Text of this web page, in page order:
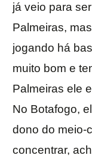
já veio para
Palmeiras,
jogando há
muito bom e
Palmeiras ele
No Botafogo,
dono do meio-
concentrar,